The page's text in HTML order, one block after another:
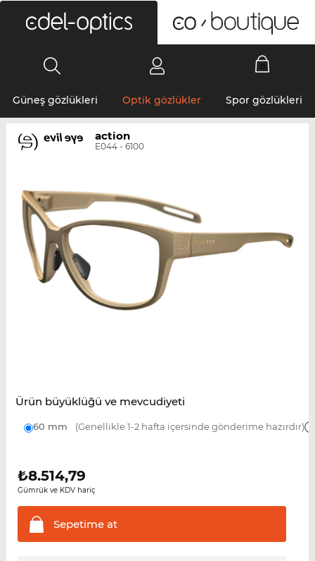
Güneş gözlükleri Optik gözlükler Spor gözlükleri
action
E044 - 6100
Ürün büyüklüğü ve mevcudiyeti
60 mm (Genellikle 1-2 hafta içersinde gönderime hazırdır)
₺8.514,79
Gümrük ve KDV hariç
Sepetimeat